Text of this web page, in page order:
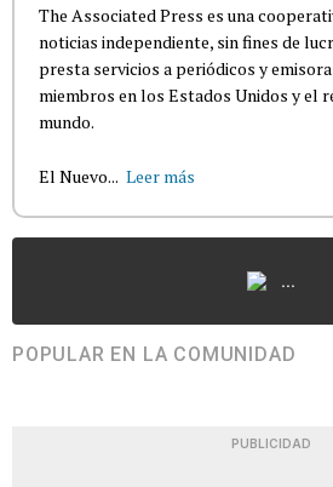
The Associated Press es una
noticias independiente, sin fines de
presta servicios a periódicos y
miembros en los Estados Unidos y el
mundo.
El Nuevo... Leer más
...
POPULAR EN LA COMUNIDAD
PUBLICIDAD